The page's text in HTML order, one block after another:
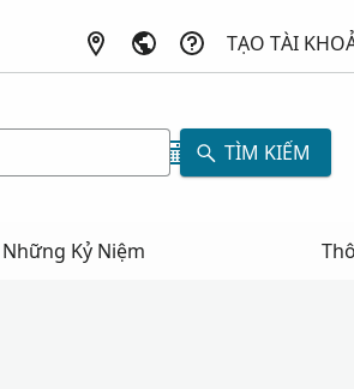
TẠO TÀI
TÌM KIẾM
Những Kỷ Niệm